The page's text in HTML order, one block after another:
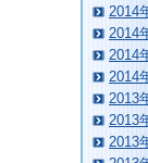
2014
2014
2014
2014
2013
2013
2013